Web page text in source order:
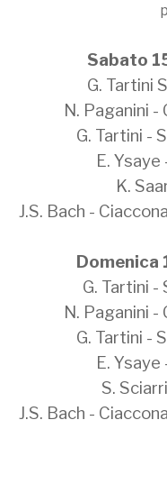
Sabato
G. Tartini
N. Paganini -
G. Tartini -
E.
K.
J.S. Bach -
Domenica
G. Tartini -
N. Paganini -
G. Tartini -
E.
S.
J.S. Bach -